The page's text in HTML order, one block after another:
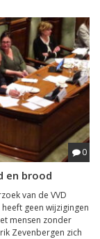
0
en brood
van de VVD
geen wijzigingen
mensen zonder
Zevenbergen zich